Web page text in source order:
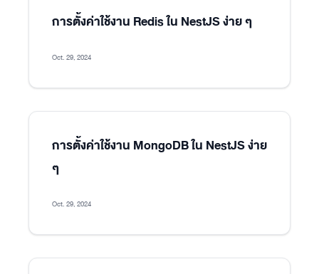
การตั้งค่าใช้งาน Redis ใน NestJS ง่าย ๆ
Oct. 29, 2024
การตั้งค่าใช้งาน MongoDB ใน NestJS ง่าย
ๆ
Oct. 29, 2024